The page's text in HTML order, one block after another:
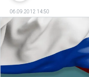
06.09.2012 14:50